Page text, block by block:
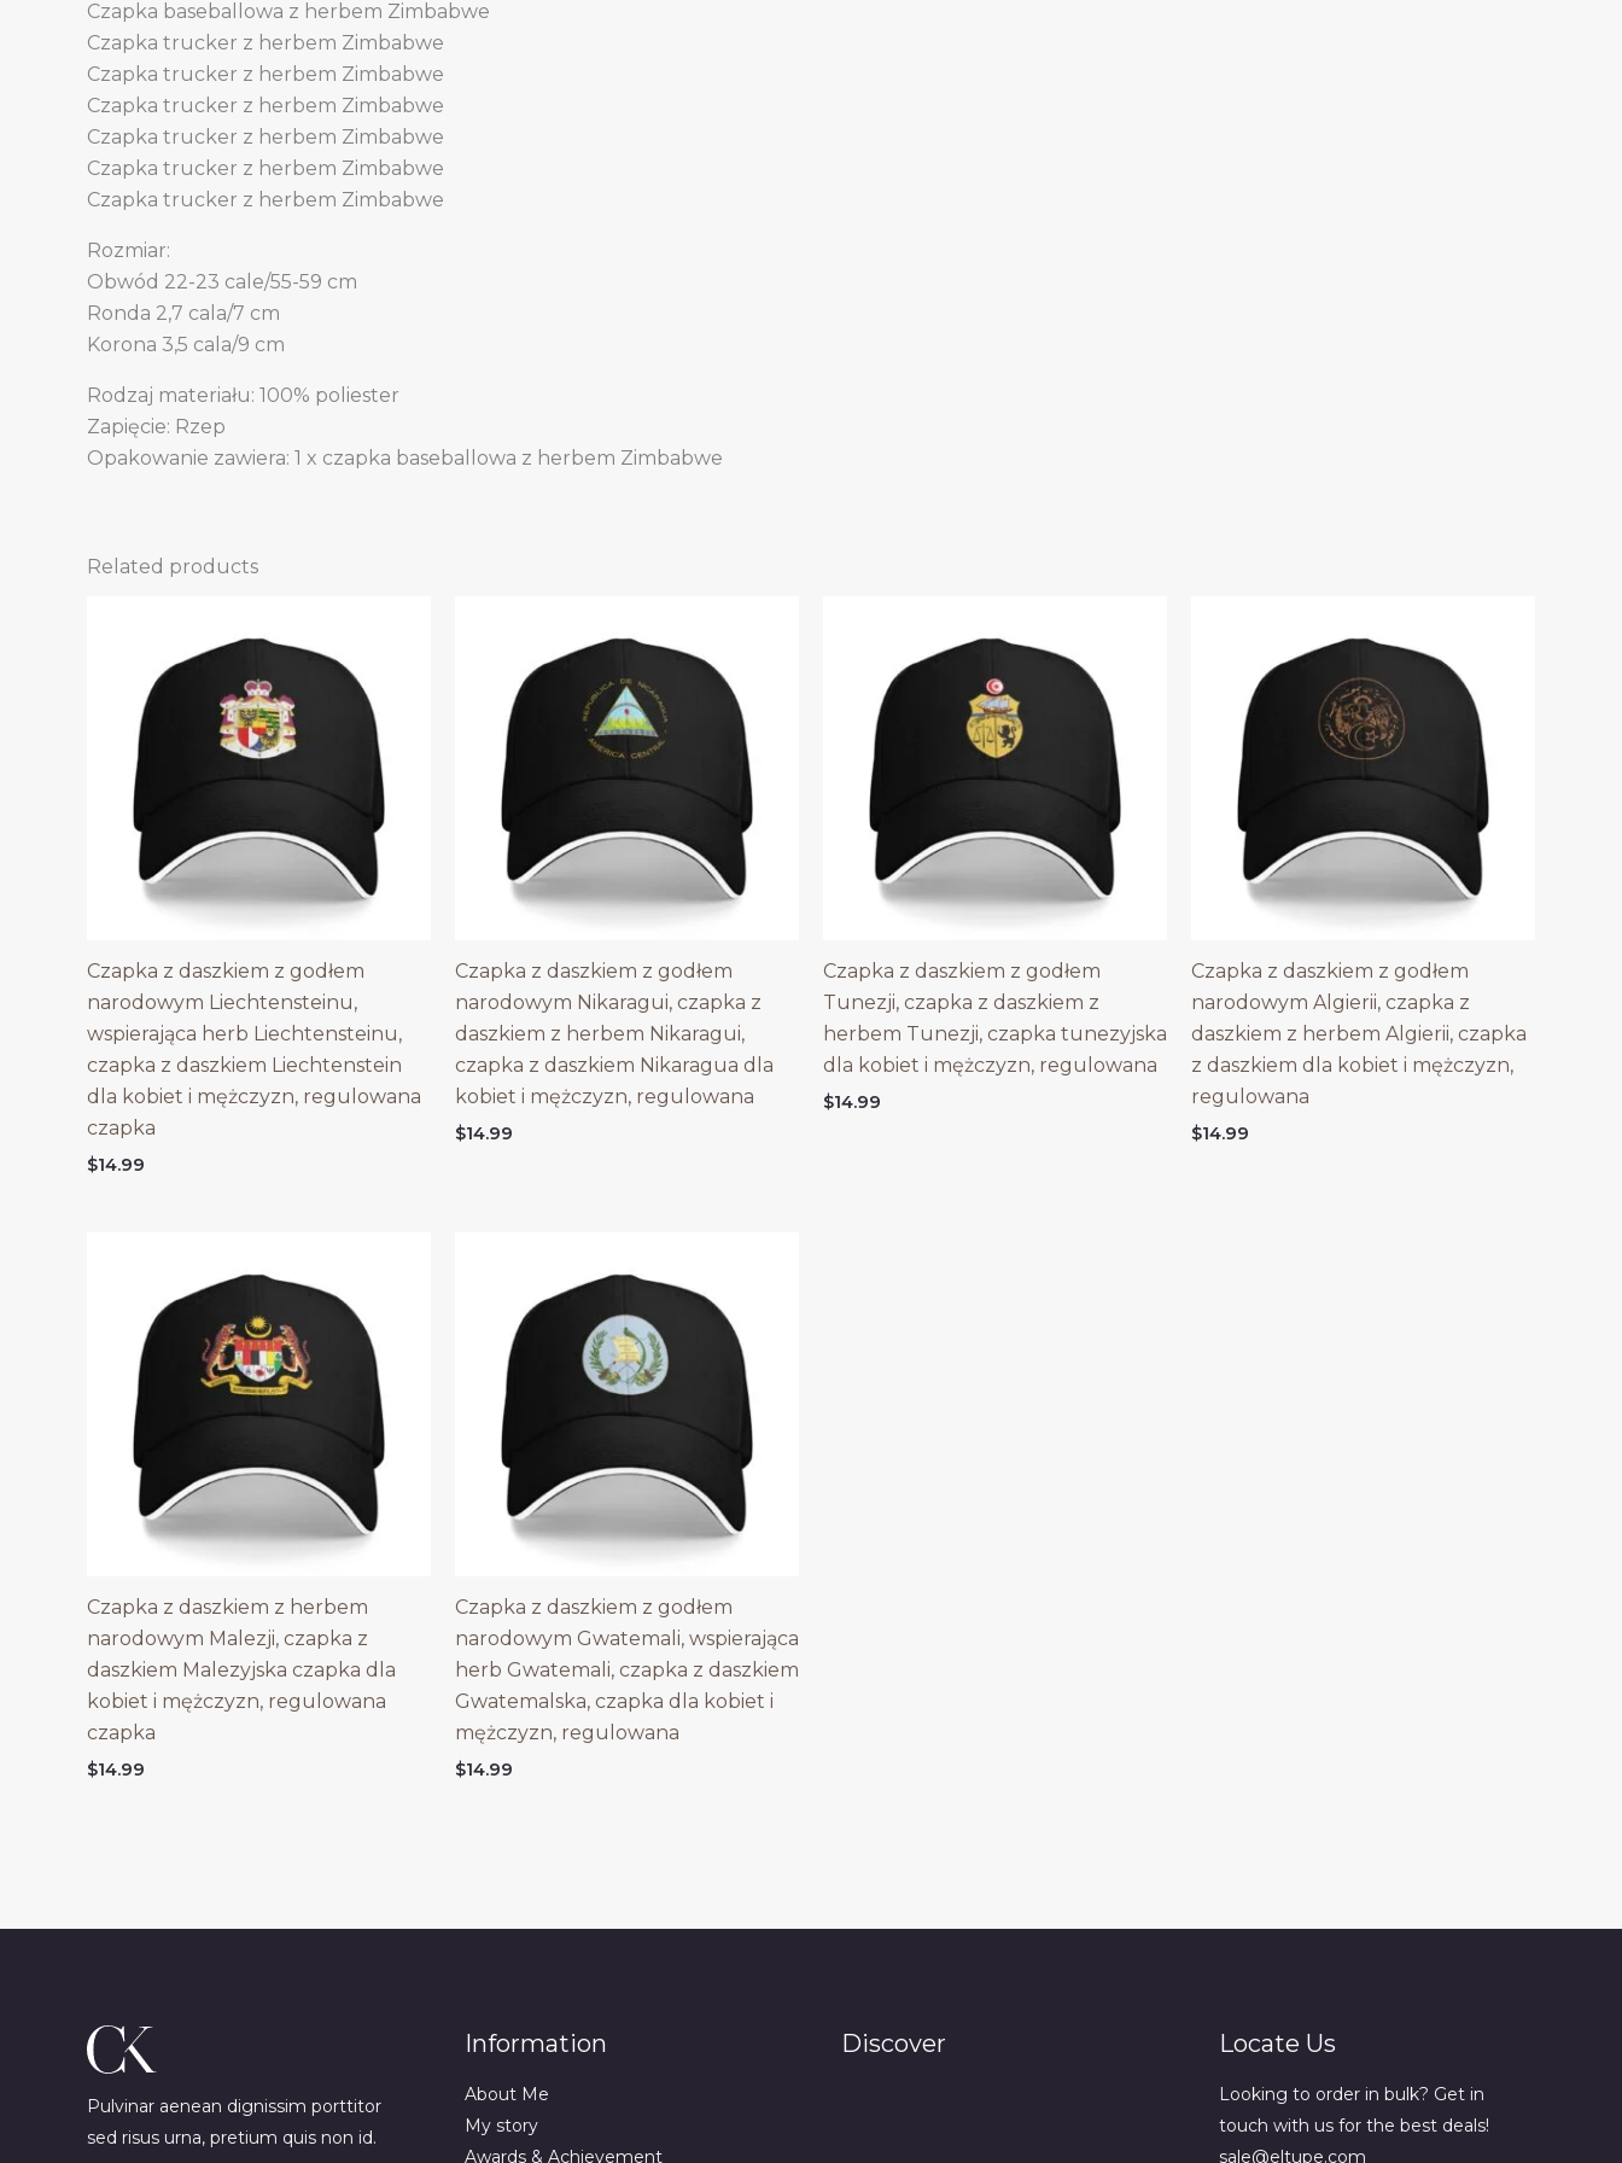
Czapka baseballowa z herbem Zimbabwe
Czapka trucker z herbem Zimbabwe
Czapka trucker z herbem Zimbabwe
Czapka trucker z herbem Zimbabwe
Czapka trucker z herbem Zimbabwe
Czapka trucker z herbem Zimbabwe
Czapka trucker z herbem Zimbabwe
Rozmiar:
Obwód 22-23 cale/55-59 cm
Ronda 2,7 cala/7 cm
Korona 3,5 cala/9 cm
Rodzaj materiału: 100% poliester
Zapięcie: Rzep
Opakowanie zawiera: 1 x czapka baseballowa z herbem Zimbabwe
Related products
Czapka z daszkiem z godłem
narodowym Liechtensteinu,
wspierająca herb Liechtensteinu,
czapka z daszkiem Liechtenstein
dla kobiet i mężczyzn, regulowana
czapka
$14.99
Czapka z daszkiem z godłem
narodowym Nikaragui, czapka z
daszkiem z herbem Nikaragui,
czapka z daszkiem Nikaragua dla
kobiet i mężczyzn, regulowana
$14.99
Czapka z daszkiem z godłem
Tunezji, czapka z daszkiem z
herbem Tunezji, czapka tunezyjska
dla kobiet i mężczyzn, regulowana
$14.99
Czapka z daszkiem z godłem
narodowym Algierii, czapka z
daszkiem z herbem Algierii, czapka
z daszkiem dla kobiet i mężczyzn,
regulowana
$14.99
Czapka z daszkiem z herbem
narodowym Malezji, czapka z
daszkiem Malezyjska czapka dla
kobiet i mężczyzn, regulowana
czapka
$14.99
Czapka z daszkiem z godłem
narodowym Gwatemali, wspierająca
herb Gwatemali, czapka z daszkiem
Gwatemalska, czapka dla kobiet i
mężczyzn, regulowana
$14.99
Pulvinar aenean dignissim porttitor
sed risus urna, pretium quis non id.
Information
About Me
My story
Awards & Achievement
Discover Locate Us
Looking to order in bulk? Get in
touch with us for the best deals!
sale@eltupe.com